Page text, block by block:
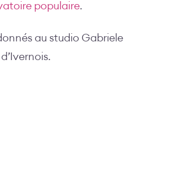
populaire.
au studio Gabriele